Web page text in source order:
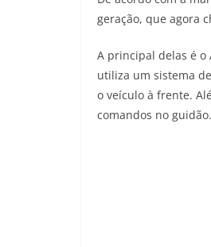
p
p
a
m
geração, que agora
A principal delas é o
utiliza um sistema
o veículo à frente.
comandos no guidão.